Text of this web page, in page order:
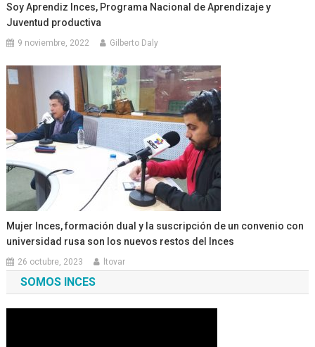
Soy Aprendiz Inces, Programa Nacional de Aprendizaje y
Juventud productiva
9 noviembre, 2022 Gilberto Daly
Mujer Inces, formación dual y la suscripción de un convenio con
universidad rusa son los nuevos restos del Inces
26 octubre, 2023 ltovar
SOMOS INCES